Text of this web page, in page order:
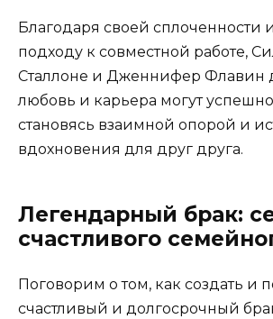
Благодаря своей сплоченности
подходу к совместной работе,
Сталлоне и Дженнифер Флавин
любовь и карьера могут
становясь взаимной опорой и
вдохновения для друг друга.
Легендарный брак:
счастливого
Поговорим о том, как создать и
счастливый и долгосрочный